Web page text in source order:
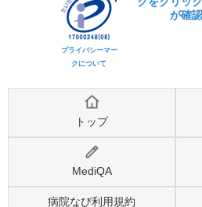
プライバシーマー
クについて
トップ
MediQA
病院なび利用規約